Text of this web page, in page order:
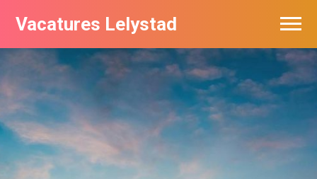
Vacatures Lelystad
Vacatures per bedrijf in Lelystad
De populairste vacatures in Lelystad
Nieuwsbrief feed